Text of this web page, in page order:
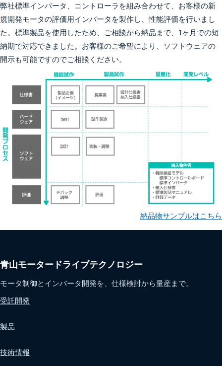
弊社標準インバータ、コントローラを組み合わせて、お客様の新
規開発モータの評価用インバータを製作し、性能評価を行いまし
た。標準製品を使用したため、ご相談から納品まで、1ヶ月での短
納期で対応できました。お客様のご希望により、ソフトウェアの
開示も可能ですのでご相談ください。
納品物サンプルはこちら
青山モータードライブテクノロジー
モータ制御とインバータ開発を、仕様検討から量産まで。
受託開発
製品
技術情報